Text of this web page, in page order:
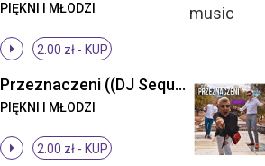
PIĘKNI I MŁODZI
2.00 zł - KUP
Przeznaczeni ((DJ Sequence Remix))
PIĘKNI I MŁODZI
2.00 zł - KUP